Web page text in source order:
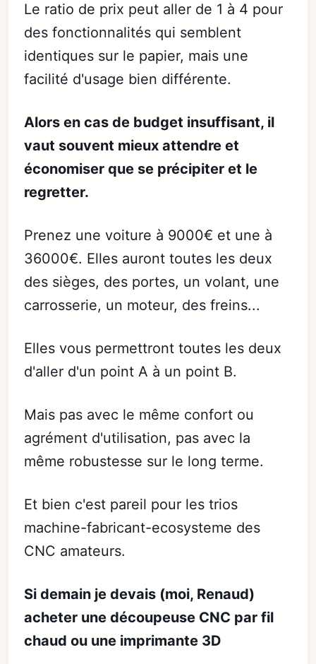
Le ratio de prix peut aller de 1 à 4 pour
des fonctionnalités qui semblent
identiques sur le papier, mais une
facilité d'usage bien différente.
Alors en cas de budget insuffisant, il
vaut souvent mieux attendre et
économiser que se précipiter et le
regretter.
Prenez une voiture à 9000€ et une à
36000€. Elles auront toutes les deux
des sièges, des portes, un volant, une
carrosserie, un moteur, des freins...
Elles vous permettront toutes les deux
d'aller d'un point A à un point B.
Mais pas avec le même confort ou
agrément d'utilisation, pas avec la
même robustesse sur le long terme.
Et bien c'est pareil pour les trios
machine-fabricant-ecosysteme des
CNC amateurs.
Si demain je devais (moi, Renaud)
acheter une découpeuse CNC par fil
chaud ou une imprimante 3D